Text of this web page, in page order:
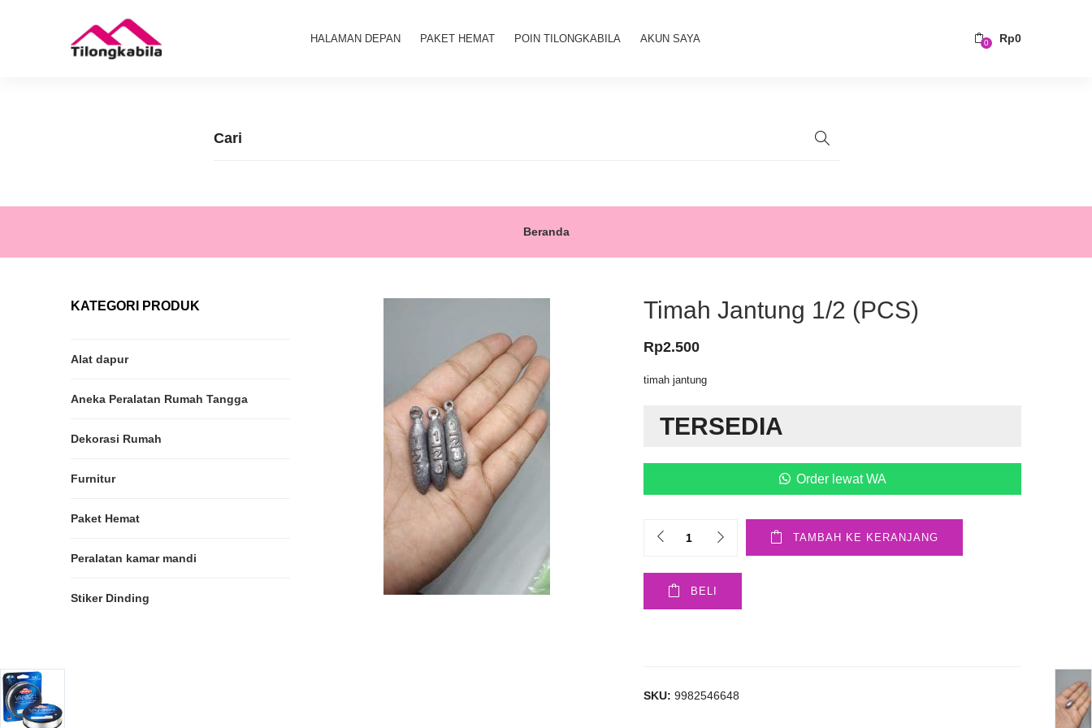
HALAMAN DEPAN PAKET HEMAT POIN TILONGKABILA AKUN SAYA 0 Rp0
Beranda
Timah Jantung 1/2 (PCS)
Rp2.500
timah jantung
TERSEDIA
Order lewat WA
TAMBAH KE KERANJANG
BELI
SKU: 9982546648
KATEGORI PRODUK
Alat dapur
Aneka Peralatan Rumah Tangga
Dekorasi Rumah
Furnitur
Paket Hemat
Peralatan kamar mandi
Stiker Dinding